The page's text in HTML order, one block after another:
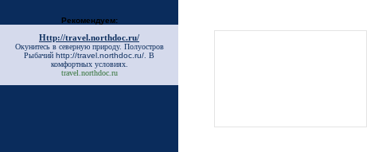
Рекомендуем:
Http://travel.northdoc.ru/
Окунитесь в северную природу. Полуостров
Рыбачий http://travel.northdoc.ru/ . В
комфортных условиях.
travel.northdoc.ru